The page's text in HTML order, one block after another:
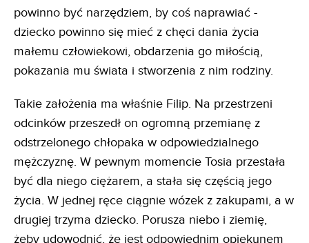
Być może wierzy, że ojcostwo będzie lekarstwem
na to, by jej syn dojrzał. Tyle że dziecko nie
powinno być narzędziem, by coś naprawiać -
dziecko powinno się mieć z chęci dania życia
pokazania mu świata i stworzenia z nim rodziny.
Takie założenia ma właśnie Filip. Na przestrzeni
odcinków przeszedł on ogromną przemianę z
odstrzelonego chłopaka w odpowiedzialnego
mężczyznę. W pewnym momencie Tosia przestała
być dla niego ciężarem, a stała się częścią jego
życia. W jednej ręce ciągnie wózek z zakupami, a w